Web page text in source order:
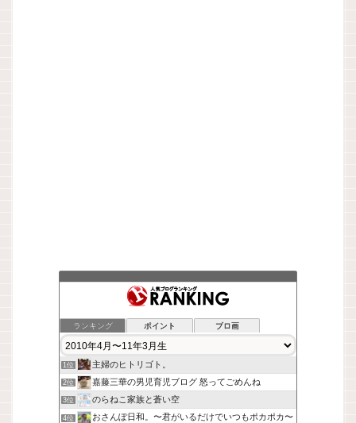
ランキング ポイント ブロ画
1位 主婦のヒトリゴト。
2位 嘉藤三華の男児育児ブログ 怒ってごめんね
3位 のらねこ家族と蒼い空
4位 おさんぽ日和。〜君がいるだけでいつもポカポカ〜